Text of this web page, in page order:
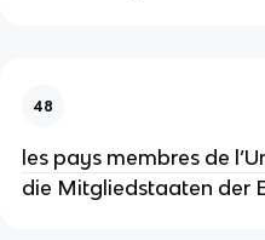
48
les pays membres de
die Mitgliedstaaten der